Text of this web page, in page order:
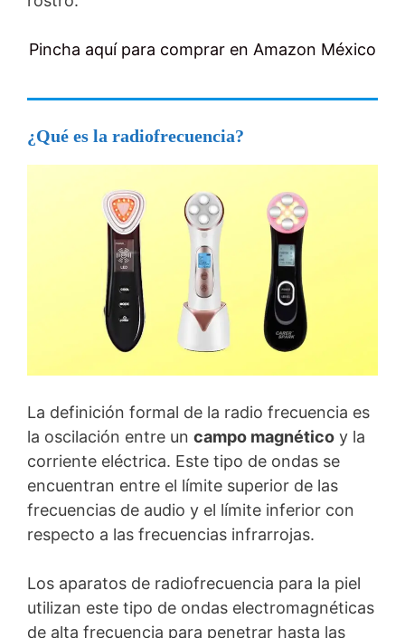
Pincha aquí para comprar en Amazon México
¿Qué es la radiofrecuencia?
La definición formal de la radio frecuencia es
la oscilación entre un campo magnético y la
corriente eléctrica. Este tipo de ondas se
encuentran entre el límite superior de las
frecuencias de audio y el límite inferior con
respecto a las frecuencias infrarrojas.
Los aparatos de radiofrecuencia para la piel
utilizan este tipo de ondas electromagnéticas
de alta frecuencia para penetrar hasta las